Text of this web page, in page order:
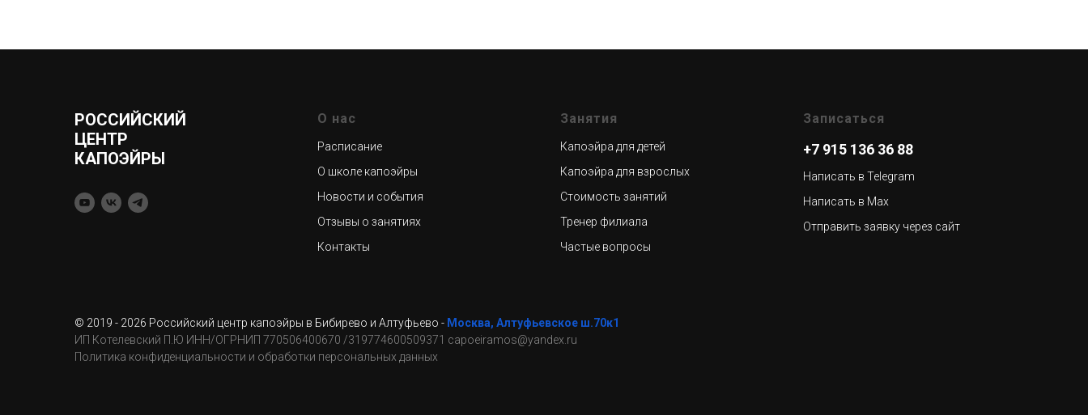
РОССИЙСКИЙ
ЦЕНТР
КАПОЭЙРЫ
О нас
Расписание
О школе капоэйры
Новости и события
Отзывы о занятиях
Контакты
Занятия
Капоэйра для детей
Капоэйра для взрослых
Стоимость занятий
Тренер филиала
Частые вопросы
Записаться
+7 915 136 36 88
Написать в Telegram
Написать в Max
Отправить заявку через сайт
© 2019 - 2026 Российский центр капоэйры в Бибирево и Алтуфьево - Москва, Алтуфьевское ш.70к1
ИП Котелевский П.Ю ИНН/ОГРНИП 770506400670 /319774600509371 capoeiramos@yandex.ru
Политика конфиденциальности и обработки персональных данных